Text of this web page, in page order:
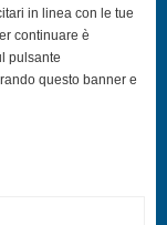
in linea con le tue
continuare è
pulsante
questo banner e